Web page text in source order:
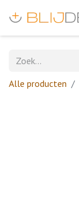
Alle producten